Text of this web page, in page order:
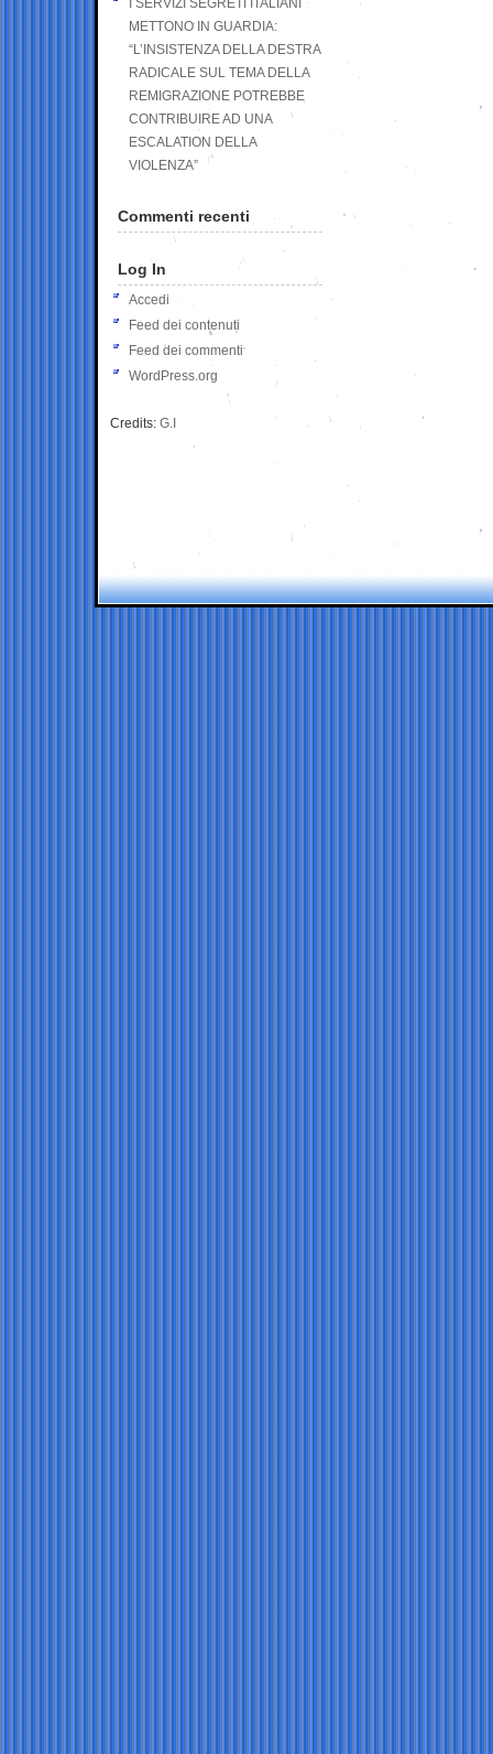
I SERVIZI SEGRETI ITALIANI
METTONO IN GUARDIA:
“L’INSISTENZA DELLA DESTRA
RADICALE SUL TEMA DELLA
REMIGRAZIONE POTREBBE
CONTRIBUIRE AD UNA
ESCALATION DELLA
VIOLENZA”
Commenti recenti
Log In
Accedi
Feed dei contenuti
Feed dei commenti
WordPress.org
Credits: G.I